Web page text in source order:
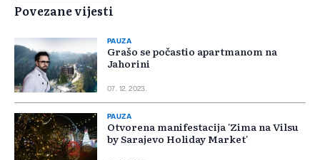
Povezane vijesti
PAUZA
Grašo se počastio apartmanom na
Jahorini
07. 12. 2023.
PAUZA
Otvorena manifestacija 'Zima na Vilsu
by Sarajevo Holiday Market'